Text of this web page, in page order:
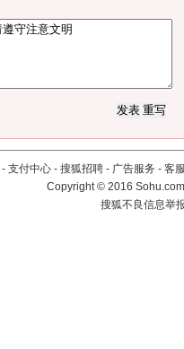
- 支付中心 - 搜狐招聘 - 广告服务 - 客
Copyright©2016
搜狐不良信息举